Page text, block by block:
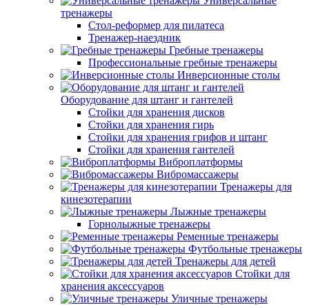
тренажеры
Стол-реформер для пилатеса
Тренажер-наездник
Гребные тренажеры
Профессиональные гребные тренажеры
Инверсионные столы
Оборудование для штанг и гантелей
Стойки для хранения дисков
Стойки для хранения гирь
Стойки для хранения грифов и штанг
Стойки для хранения гантелей
Виброплатформы
Вибромассажеры
Тренажеры для
кинезотерапии
Лыжные тренажеры
Горнолыжные тренажеры
Ременные тренажеры
Футбольные тренажеры
Тренажеры для детей
Стойки для
хранения аксессуаров
Уличные тренажеры